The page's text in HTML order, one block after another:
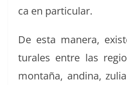
ca en particular.
De esta man­era,
tur­ales entre las
mon­taña, and­i­na,